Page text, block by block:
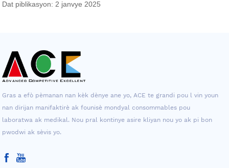
Dat piblikasyon: 2 janvye 2025
Gras a efò pèmanan nan kèk dènye ane yo, ACE te grandi pou l vin youn
nan dirijan manifaktirè ak founisè mondyal consommables pou
laboratwa ak medikal. Nou pral kontinye asire kliyan nou yo ak pi bon
pwodwi ak sèvis yo.